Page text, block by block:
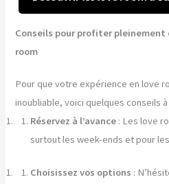
Conseils pour profiter pleinement
room
Pour que votre expérience en love
inoubliable, voici quelques conseils à
Réservez à l’avance : Les love
surtout les week-ends et pour
Choisissez vos options :